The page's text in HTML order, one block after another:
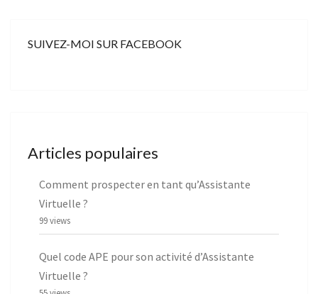
SUIVEZ-MOI SUR FACEBOOK
Articles populaires
Comment prospecter en tant qu’Assistante
Virtuelle ?
99 views
Quel code APE pour son activité d’Assistante
Virtuelle ?